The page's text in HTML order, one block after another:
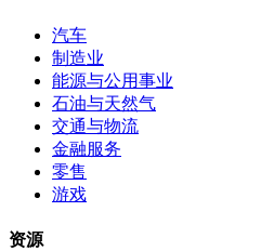
汽车
制造业
能源与公用事业
石油与天然气
交通与物流
金融服务
零售
游戏
资源